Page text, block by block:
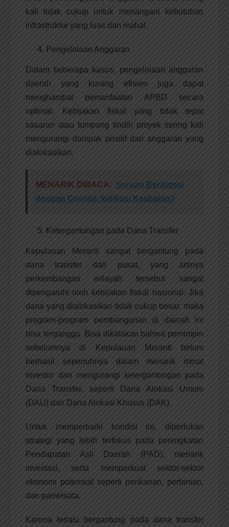
kali tidak cukup untuk menangani kebutuhan
infrastruktur yang luas dan mahal.
Pengelolaan Anggaran
Dalam beberapa kasus, pengelolaan anggaran
daerah yang kurang efisien juga dapat
menghambat pemanfaatan APBD secara
optimal. Kebijakan fiskal yang tidak tepat
sasaran atau tumpang tindih proyek sering kali
mengurangi dampak positif dari anggaran yang
dialokasikan.
MENARIK DIBACA: Seruan Berdamai
dengan Corona, Indikasi Keabaian?
Ketergantungan pada Dana Transfer
Kepulauan Meranti sangat bergantung pada
dana transfer dari pusat, yang artinya
perkembangan wilayah tersebut sangat
dipengaruhi oleh kebijakan fiskal nasional. Jika
dana yang dialokasikan tidak cukup besar, maka
program-program pembangunan di daerah ini
bisa terganggu. Bisa dikatakan bahwa pemimpin
sebelumnya di Kepulauan Meranti belum
berhasil sepenuhnya dalam menarik minat
investor dan mengurangi ketergantungan pada
Dana Transfer, seperti Dana Alokasi Umum
(DAU) dan Dana Alokasi Khusus (DAK).
Untuk memperbaiki kondisi ini, diperlukan
strategi yang lebih terfokus pada peningkatan
Pendapatan Asli Daerah (PAD), menarik
investasi, serta memperkuat sektor-sektor
ekonomi potensial seperti perikanan, pertanian,
dan pariwisata.
Karena terlalu bergantung pada dana transfer